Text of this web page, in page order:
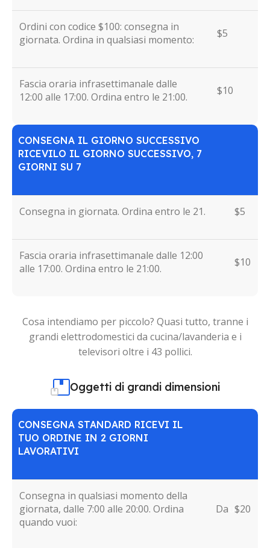
Ordini con codice $100: consegna in
giornata. Ordina in qualsiasi momento:
$5
Fascia oraria infrasettimanale dalle
12:00 alle 17:00. Ordina entro le 21:00.
$10
CONSEGNA IL GIORNO SUCCESSIVO
RICEVILO IL GIORNO SUCCESSIVO, 7
GIORNI SU 7
Consegna in giornata. Ordina entro le 21. $5
Fascia oraria infrasettimanale dalle 12:00
alle 17:00. Ordina entro le 21:00.
$10
Cosa intendiamo per piccolo? Quasi tutto, tranne i
grandi elettrodomestici da cucina/lavanderia e i
televisori oltre i 43 pollici.
Oggetti di grandi dimensioni
CONSEGNA STANDARD RICEVI IL
TUO ORDINE IN 2 GIORNI
LAVORATIVI
Consegna in qualsiasi momento della
giornata, dalle 7:00 alle 20:00. Ordina
quando vuoi:
Da $20